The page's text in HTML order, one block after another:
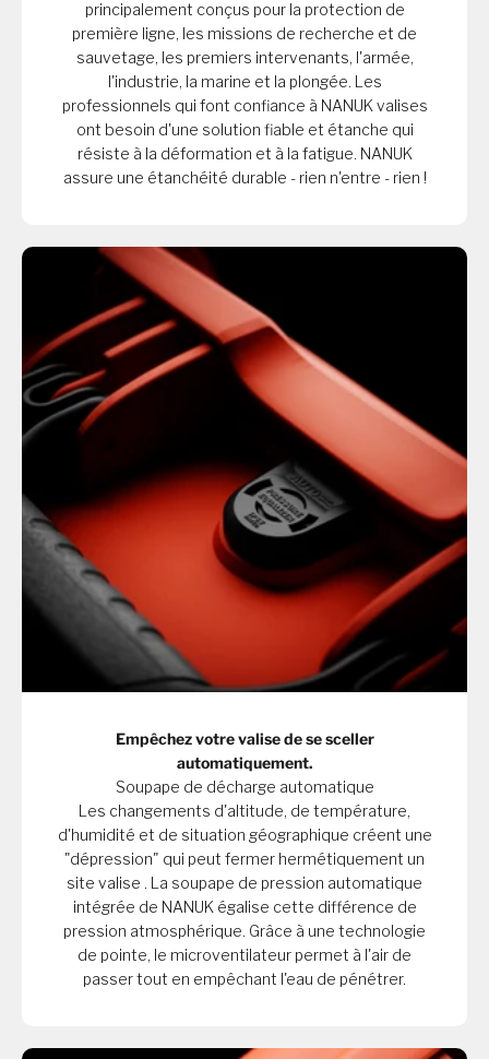
principalement conçus pour la protection de
première ligne, les missions de recherche et de
sauvetage, les premiers intervenants, l'armée,
l'industrie, la marine et la plongée. Les
professionnels qui font confiance à NANUK valises
ont besoin d'une solution fiable et étanche qui
résiste à la déformation et à la fatigue. NANUK
assure une étanchéité durable - rien n'entre - rien !
Empêchez votre valise de se sceller
automatiquement.
Soupape de décharge automatique
Les changements d'altitude, de température,
d'humidité et de situation géographique créent une
"dépression" qui peut fermer hermétiquement un
site valise . La soupape de pression automatique
intégrée de NANUK égalise cette différence de
pression atmosphérique. Grâce à une technologie
de pointe, le microventilateur permet à l'air de
passer tout en empêchant l'eau de pénétrer.